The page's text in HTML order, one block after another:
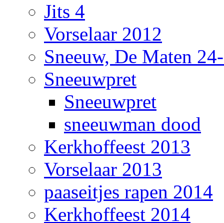
Jits 4
Vorselaar 2012
Sneeuw, De Maten
Sneeuwpret
Sneeuwpret
sneeuwman dood
Kerkhoffeest 2013
Vorselaar 2013
paaseitjes rapen 2014
Kerkhoffeest 2014